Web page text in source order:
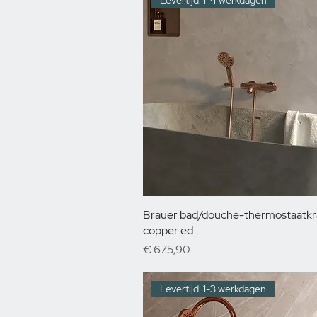
Brauer bad/douche-
copper ed.
Prijs
€ 675,90
Levertijd: 1-3 werkdagen